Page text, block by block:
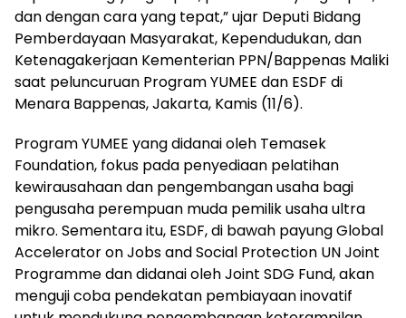
dan dengan cara yang tepat,” ujar Deputi Bidang
Pemberdayaan Masyarakat, Kependudukan, dan
Ketenagakerjaan Kementerian PPN/Bappenas Maliki
saat peluncuruan Program YUMEE dan ESDF di
Menara Bappenas, Jakarta, Kamis (11/6).
Program YUMEE yang didanai oleh Temasek
Foundation, fokus pada penyediaan pelatihan
kewirausahaan dan pengembangan usaha bagi
pengusaha perempuan muda pemilik usaha ultra
mikro. Sementara itu, ESDF, di bawah payung Global
Accelerator on Jobs and Social Protection UN Joint
Programme dan didanai oleh Joint SDG Fund, akan
menguji coba pendekatan pembiayaan inovatif